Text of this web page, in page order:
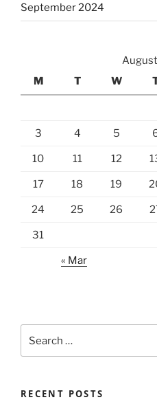
September 2024
M
T W
3 4 5
10 11 12
17 18 19
24 25 26
31
« Mar
for:
RECENT POSTS